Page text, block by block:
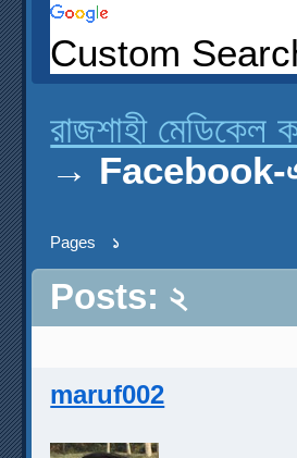
Custom
রাজশাহী মেডিকেল
→
Pages ১
Posts: ২
maruf002